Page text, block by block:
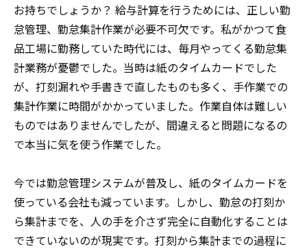
お持ちでしょうか？ 給与計算を行うためには、正しい勤
怠管理、勤怠集計作業が必要不可欠です。私がかつて食
品工場に勤務していた時代には、毎月やってくる勤怠集
計業務が憂鬱でした。当時は紙のタイムカードでした
が、打刻漏れや手書きで直したものも多く、手作業での
集計作業に時間がかかっていました。作業自体は難しい
ものではありませんでしたが、間違えると問題になるの
で本当に気を使う作業でした。
今では勤怠管理システムが普及し、紙のタイムカードを
使っている会社も減っています。しかし、勤怠の打刻か
ら集計までを、人の手を介さず完全に自動化することは
できていないのが現実です。打刻から集計までの過程に